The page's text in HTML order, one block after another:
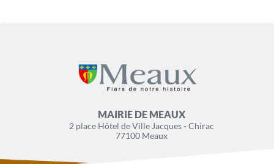
MAIRIE DE MEAUX
2 place Hôtel de Ville Jacques - Chirac
77100 Meaux